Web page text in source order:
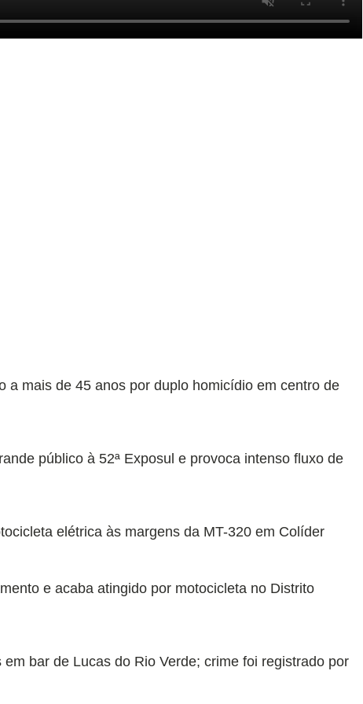
a mais de 45 anos por duplo homicídio em centro de
público à 52ª Exposul e provoca intenso fluxo de
elétrica às margens da MT-320 em Colíder
e acaba atingido por motocicleta no Distrito
bar de Lucas do Rio Verde; crime foi registrado por